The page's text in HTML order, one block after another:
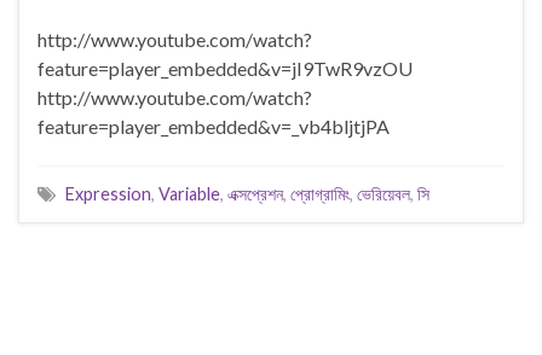
http://www.youtube.com/watch?
feature=player_embedded&v=jI9TwR9vzOU
http://www.youtube.com/watch?
feature=player_embedded&v=_vb4bljtjPA
Expression, Variable, এক্সপ্রেশন, প্রোগ্রামিং, ভেরিয়েবল, সি